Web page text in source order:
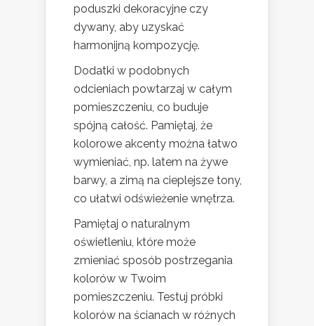
poduszki dekoracyjne czy
dywany, aby uzyskać
harmonijną kompozycję.
Dodatki w podobnych
odcieniach powtarzaj w całym
pomieszczeniu, co buduje
spójną całość. Pamiętaj, że
kolorowe akcenty można łatwo
wymieniać, np. latem na żywe
barwy, a zimą na cieplejsze tony,
co ułatwi odświeżenie wnętrza.
Pamiętaj o naturalnym
oświetleniu, które może
zmieniać sposób postrzegania
kolorów w Twoim
pomieszczeniu. Testuj próbki
kolorów na ścianach w różnych